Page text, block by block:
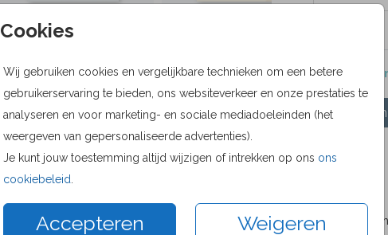
Cookies
Wij gebruiken cookies en vergelijkbare technieken om een betere
gebruikerservaring te bieden, ons websiteverkeer en onze prestaties te
analyseren en voor marketing- en sociale mediadoeleinden (het
weergeven van gepersonaliseerde advertenties).
Je kunt jouw toestemming altijd wijzigen of intrekken op ons ons
cookiebeleid
Accepteren Weigeren
Formaten
21.6 × 14.4 cm